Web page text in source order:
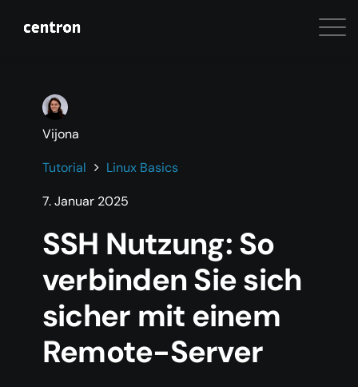
Vijona
Tutorial
Linux Basics
7. Januar 2025
SSH Nutzung: So
verbinden Sie sich
sicher mit einem
Remote-Server